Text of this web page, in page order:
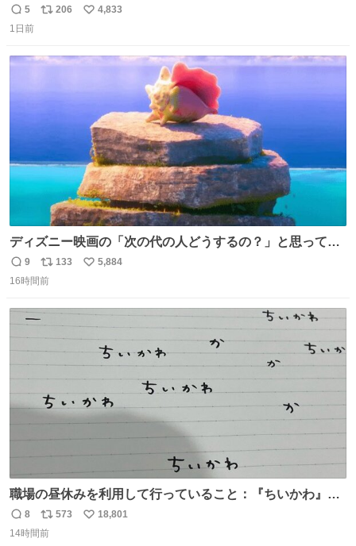
の自由時間のうち20分並んだ価値があるぐらい美味しかっ
たです。
返
信
5
リ
ト
206
い
数
4,833
1日前
ディズニー映画の「次の代の人どうするの？」と思ってし
まうもの
返
信
9
リ
ポ
ト
数
133
い
数
5,884
16時間前
職場の昼休みを利用して行っていること：『ちいかわ』の
タイトルフォントの練習
返
信
8
リ
ポ
573
い
18,801
14時間前